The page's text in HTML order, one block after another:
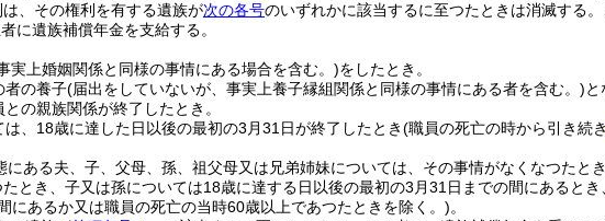
、その権利を有する遺族が次の各号のいずれかに該当するに至つたときは消滅する。
に遺族補償年金を支給する。
実上婚姻関係と同様の事情にある場合を含む。)をしたとき。
者の養子(届出をしていないが、事実上養子縁組関係と同様の事情にある者を含む。)と
の親族関係が終了したとき。
、18歳に達した日以後の最初の3月31日が終了したとき(職員の死亡の時から引き続き
にある夫、子、父母、孫、祖父母又は兄弟姉妹については、その事情がなくなつたとき
とき、子又は孫については18歳に達する日以後の最初の3月31日までの間にあると
にあるか又は職員の死亡の当時60歳以上であつたときを除く。)。